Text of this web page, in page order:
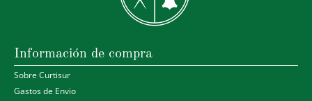
Información de compra
Sobre Curtisur
Gastos de Envio